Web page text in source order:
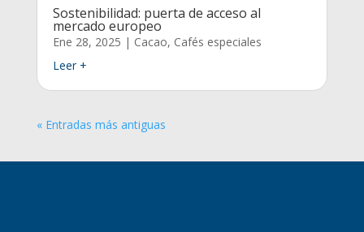
Sostenibilidad: puerta de acceso al
mercado europeo
Ene 28, 2025 | Cacao, Cafés especiales
Leer +
« Entradas más antiguas